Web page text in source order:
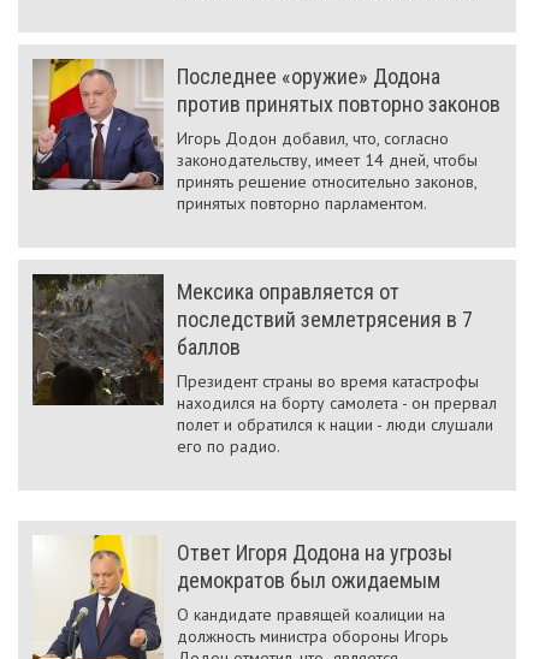
Последнее «оружие» Додона
против принятых повторно законов
Игорь Додон добавил, что, согласно
законодательству, имеет 14 дней, чтобы
принять решение относительно законов,
принятых повторно парламентом.
Мексика оправляется от
последствий землетрясения в 7
баллов
Президент страны во время катастрофы
находился на борту самолета - он прервал
полет и обратился к нации - люди слушали
его по радио.
Ответ Игоря Додона на угрозы
демократов был ожидаемым
О кандидате правящей коалиции на
должность министра обороны Игорь